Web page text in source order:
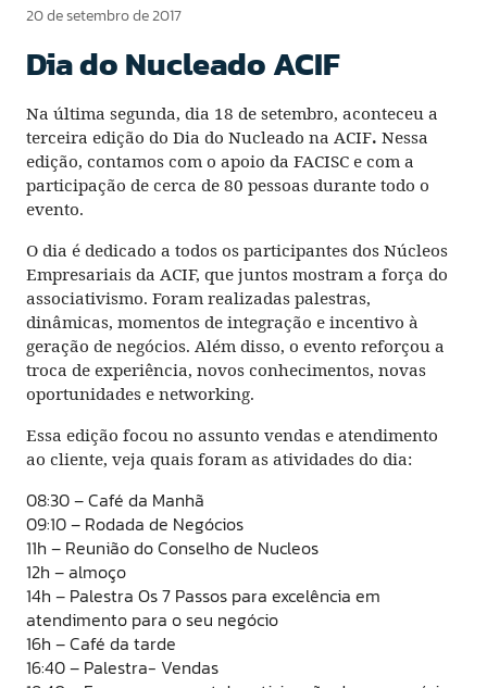
20 de setembro de 2017
Dia do Nucleado ACIF
Na última segunda, dia 18 de setembro, aconteceu a
terceira edição do Dia do Nucleado na ACIF. Nessa
edição, contamos com o apoio da FACISC e com a
participação de cerca de 80 pessoas durante todo o
evento.
O dia é dedicado a todos os participantes dos Núcleos
Empresariais da ACIF, que juntos mostram a força do
associativismo. Foram realizadas palestras,
dinâmicas, momentos de integração e incentivo à
geração de negócios. Além disso, o evento reforçou a
troca de experiência, novos conhecimentos, novas
oportunidades e networking.
Essa edição focou no assunto vendas e atendimento
ao cliente, veja quais foram as atividades do dia:
08:30 – Café da Manhã
09:10 – Rodada de Negócios
11h – Reunião do Conselho de Nucleos
12h – almoço
14h – Palestra Os 7 Passos para excelência em
atendimento para o seu negócio
16h – Café da tarde
16:40 – Palestra- Vendas